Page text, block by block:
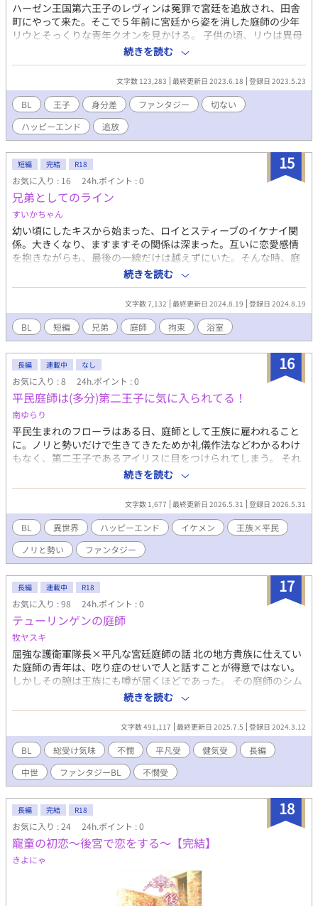
ハーゼン王国第六王子のレヴィンは冤罪で宮廷を追放され、田舎
町にやって来た。そこで５年前に宮廷から姿を消した庭師の少年
リウとそっくりな青年クオンを見かける。 子供の頃、リウは異母
兄にいじめられていたレヴィンの心のよりどころだった。 レヴィ
ンはリウに似た青年クオンに声をかけるが、「人違いだ」と冷た
くあしらわれてしまった。 それでもリウに違いないと思ったレヴ
ィンは、街で彼を探す。偶然、クオンの友人であるロッドに出会
い、彼の家まで案内してもらうことになった。 再会したクオンか
らはやはり「リウではない」と言われるが、レヴィンは信じられ
ない。 彼がリウである証拠をつかむために、クオンの家に毎日押
しかけた。 一緒に過ごすことでしだいにクオンに魅かれていくレ
ヴィンだが、クオンは友人のロッドに片思いしていることを知
る。 ショックを受けるレヴィンだったが、クオンへの思いを秘め
たまま、そばにいつづけることを選ぶが…。 果たしてクオンはリ
ウなのか。 リウだったら、また逃げられるのではないか。レヴィ
ンの心は乱される。 R18には★をつけます。
続きを読む
文字数 123,283 最終更新日 2023.6.18 登録日 2023.5.23
BL 王子 身分差 ファンタジー
切ない
ハッピーエンド
追放
15
短編 完結 R18
お気に入り : 16 24h.ポイント : 0
兄弟としてのライン
すいかちゃん
幼い頃にしたキスから始まった、ロイとスティーブのイケナイ関
係。大きくなり、ますますその関係は深まった。互いに恋愛感情
を抱きながらも、最後の一線だけは越えずにいた。そんな時、庭
師のジェフに秘密を知られたロイは、貞操の危機に陥る。 兄弟に
よる禁断の関係です。
続きを読む
文字数 7,132 最終更新日 2024.8.19 登録日 2024.8.19
BL 短編 兄弟 庭師 拘束 浴室
16
長編 連載中 なし
お気に入り : 8 24h.ポイント : 0
平民庭師は(多分)第二王子に気に入られてる！
南ゆらり
平民生まれのフローラはある日、庭師として王族に雇われること
に。ノリと勢いだけで生きてきたためか礼儀作法などわかるわけ
もなく、第二王子であるアイリスに目をつけられてしまう。 それ
から毎日のように文句を言いに来るアイリスの事を、気に入って
くれてると思い込むことで自己肯定感を上げていたが…。
続きを読む
文字数 1,677 最終更新日 2026.5.31 登録日 2026.5.31
BL 異世界 ハッピーエンド イケメン
王族×平民
ノリと勢い
ファンタジー
17
長編 連載中 R18
お気に入り : 98 24h.ポイント : 0
テューリンゲンの庭師
牧ヤスキ
屈強な護衛軍隊長×平凡な宮廷庭師の話 北の地方貴族に仕えてい
た庭師の青年は、吃り症のせいで人と話すことが得意ではない。
しかしその腕は王族にも噂が届くほどであった。 その庭師のシム
が、とあるきっかけで宮廷で働くことになる物語。 舞台は架空で
すが、中世のイメージで書いています。 ＊R18、暴力差別表現、
男女描写一部あり（※をつけます） ＊同性愛は容認されていない
国設定です。 ＊最初は総受け気味 ＊大分前に書いていたものを修
正して載せています。拙いですが大目に見てください。
続きを読む
文字数 491,117 最終更新日 2025.7.5 登録日 2024.3.12
BL 総受け気味 不憫 平凡受 健気受
長編
中世
ファンタジーBL 不憫受
18
長編 完結 R18
お気に入り : 24 24h.ポイント : 0
寵童の初恋～後宮で恋をする～【完結】
きよにゃ